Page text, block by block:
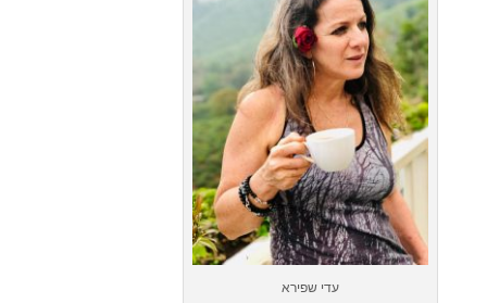
עדי שפירא